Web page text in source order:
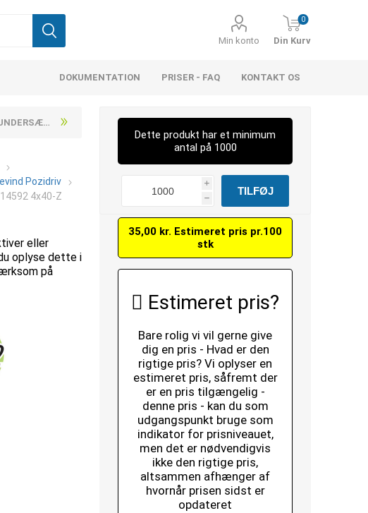
Min konto
0
Din Kurv
DOKUMENTATION PRISER - FAQ KONTAKT OS
EN 14592 4X40-Z (200 STK)
Pozidriv
4x40-Z
eller
oplyse dette i
på
Dette produkt har et minimum
antal på 1000
i
h
35,00 kr. Estimeret pris pr.100
stk
Estimeret pris?
Bare rolig vi vil gerne give
dig en pris - Hvad er den
rigtige pris? Vi oplyser en
estimeret pris, såfremt der
er en pris tilgængelig -
denne pris - kan du som
udgangspunkt bruge som
indikator for prisniveauet,
men det er nødvendigvis
ikke den rigtige pris,
altsammen afhænger af
hvornår prisen sidst er
opdateret